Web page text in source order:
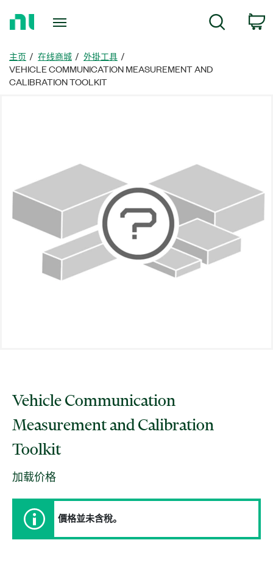
主页 在线商城
外掛工具
VEHICLE COMMUNICATION MEASUREMENT AND
CALIBRATION TOOLKIT
Vehicle Communication
Measurement and Calibration
Toolkit
加载价格
價格並未含稅。